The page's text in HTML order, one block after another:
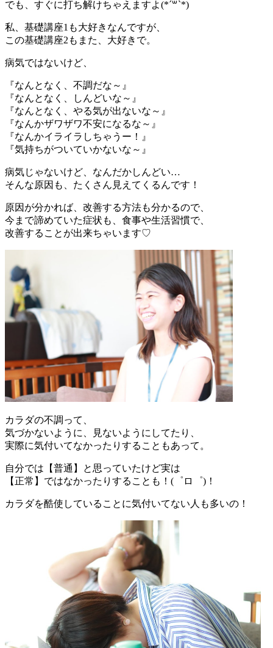
でも、すぐに打ち解けちゃえますよ(*´꒳`*)
私、基礎講座1も大好きなんですが、
この基礎講座2もまた、大好きで。
病気ではないけど、
『なんとなく、不調だな～』
『なんとなく、しんどいな～』
『なんとなく、やる気が出ないな～』
『なんかザワザワ不安になるな～』
『なんかイライラしちゃうー！』
『気持ちがついていかないな～』
病気じゃないけど、なんだかしんどい…
そんな原因も、たくさん見えてくるんです！
原因が分かれば、改善する方法も分かるので、
今まで諦めていた症状も、食事や生活習慣で、
改善することが出来ちゃいます♡
カラダの不調って、
気づかないように、見ないようにしてたり、
実際に気付いてなかったりすることもあって。
自分では【普通】と思っていたけど実は
【正常】ではなかったりすることも！(゜ロ゜)！
カラダを酷使していることに気付いてない人も多いの！